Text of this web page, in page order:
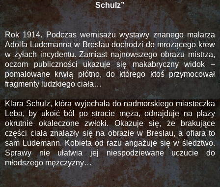
Schulz”
Rok 1914. Podczas wernisażu wystawy znanego malarza
Adolfa Ludemanna w Breslau dochodzi do mrożącego krew
w żyłach incydentu. Zamiast najnowszego obrazu mistrza,
oczom publiczności ukazuje się makabryczny widok –
pomalowane krwią płótno, do którego ktoś przymocował
fragmenty ludzkiego ciała…
Klara Schulz, która wyjechała do nadmorskiego miasteczka
Leba, by ukoić ból po stracie męża, odnajduje na plaży
okrutnie okaleczone zwłoki. Okazuje się, że brakujące
części ciała znalazły się na obrazie w Breslau, a ofiara to
sam Ludemann. Kobieta od razu angażuje się w śledztwo.
Sprawy nie ułatwia jej niespodziewane uczucie do
młodszego mężczyzny…